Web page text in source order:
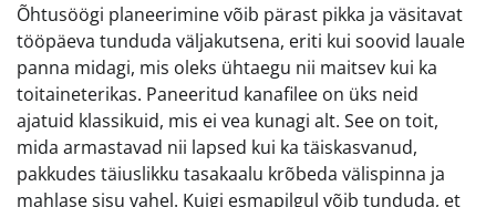
Õhtusöögi planeerimine võib pärast pikka ja väsitavat
tööpäeva tunduda väljakutsena, eriti kui soovid lauale
panna midagi, mis oleks ühtaegu nii maitsev kui ka
toitaineterikas. Paneeritud kanafilee on üks neid
ajatuid klassikuid, mis ei vea kunagi alt. See on toit,
mida armastavad nii lapsed kui ka täiskasvanud,
pakkudes täiuslikku tasakaalu krõbeda välispinna ja
mahlase sisu vahel. Kuigi esmapilgul võib tunduda, et